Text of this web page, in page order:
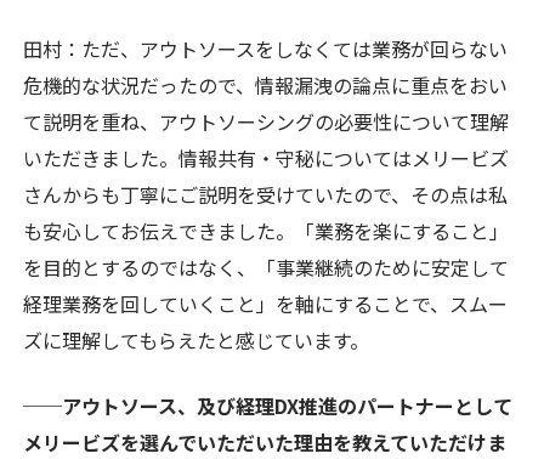
田村：ただ、アウトソースをしなくては業務が回らない
危機的な状況だったので、情報漏洩の論点に重点をおい
て説明を重ね、アウトソーシングの必要性について理解
いただきました。情報共有・守秘についてはメリービズ
さんからも丁寧にご説明を受けていたので、その点は私
も安心してお伝えできました。「業務を楽にすること」
を目的とするのではなく、「事業継続のために安定して
経理業務を回していくこと」を軸にすることで、スムー
ズに理解してもらえたと感じています。
──アウトソース、及び経理DX推進のパートナーとして
メリービズを選んでいただいた理由を教えていただけま